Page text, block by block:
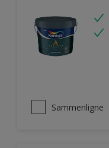
Sammenligne